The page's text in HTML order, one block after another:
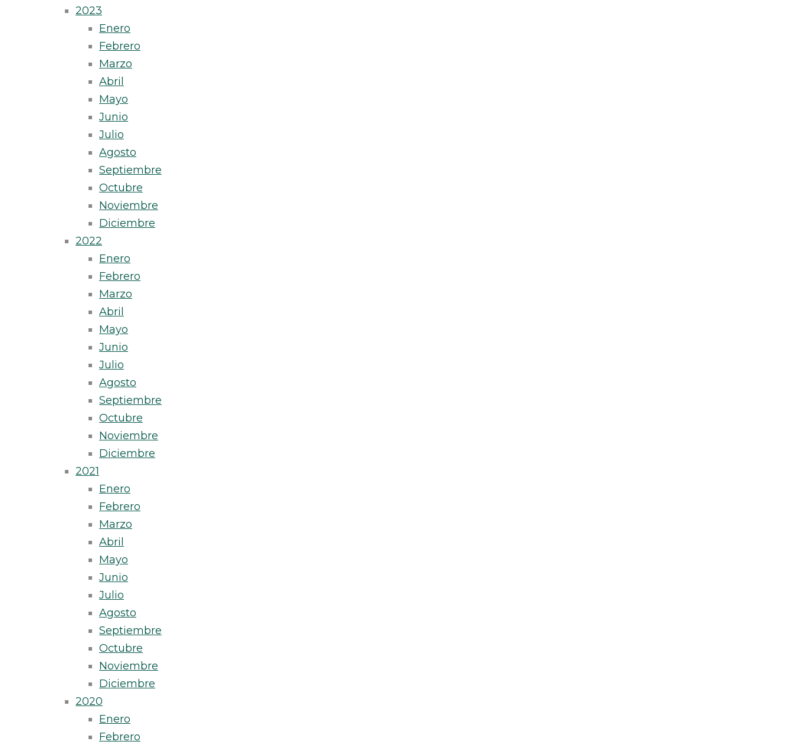
2023
Enero
Febrero
Marzo
Abril
Mayo
Junio
Julio
Agosto
Septiembre
Octubre
Noviembre
Diciembre
2022
Enero
Febrero
Marzo
Abril
Mayo
Junio
Julio
Agosto
Septiembre
Octubre
Noviembre
Diciembre
2021
Enero
Febrero
Marzo
Abril
Mayo
Junio
Julio
Agosto
Septiembre
Octubre
Noviembre
Diciembre
2020
Enero
Febrero